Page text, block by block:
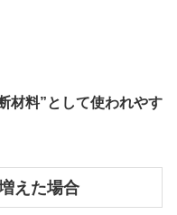
材料”として使われやす
えた場合